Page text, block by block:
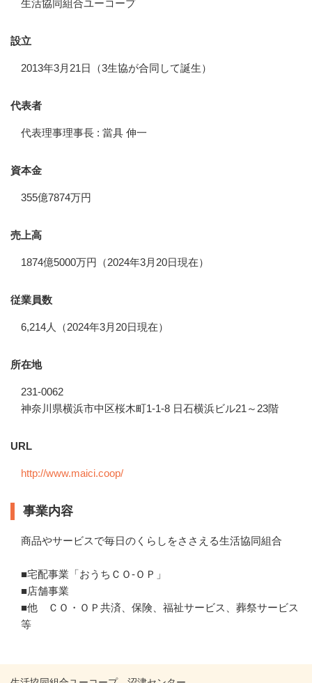
生活協同組合ユーコープ
設立
2013年3月21日（3生協が合同して誕生）
代表者
代表理事理事長 : 當具 伸一
資本金
355億7874万円
売上高
1874億5000万円（2024年3月20日現在）
従業員数
6,214人（2024年3月20日現在）
所在地
231-0062
神奈川県横浜市中区桜木町1-1-8 日石横浜ビル21～23階
URL
http://www.maici.coop/
事業内容
商品やサービスで毎日のくらしをささえる生活協同組合
■宅配事業「おうちＣＯ-ＯＰ」
■店舗事業
■他　ＣＯ・ＯＰ共済、保険、福祉サービス、葬祭サービス
等